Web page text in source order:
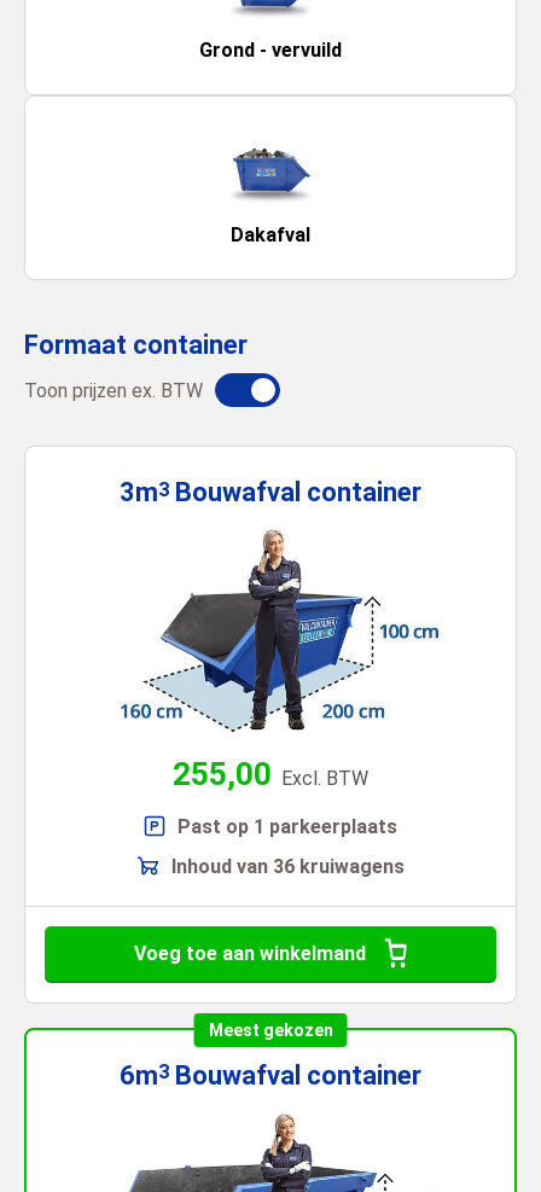
Grond - vervuild
Dakafval
Formaat container
Toon prijzen ex. BTW
3m3 Bouwafval container
255,00 Excl. BTW
Past op 1 parkeerplaats
Inhoud van 36 kruiwagens
Voeg toe aan winkelmand
Meest gekozen
6m3 Bouwafval container